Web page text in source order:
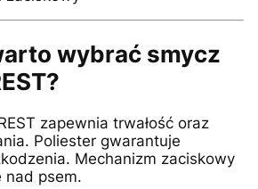
wybrać smycz
zapewnia trwałość oraz
Poliester gwarantuje
Mechanizm zaciskowy
nad psem.